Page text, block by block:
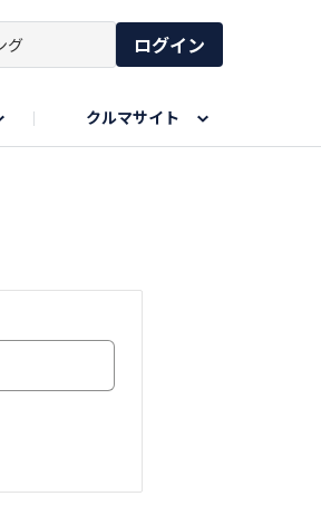
ログイン
クルマサイト